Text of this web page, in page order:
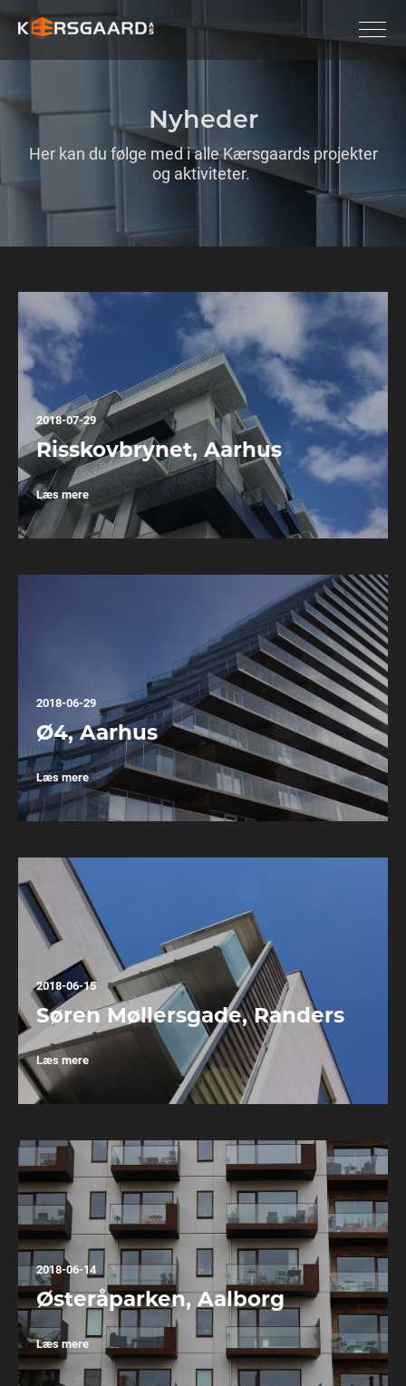
Nyheder
Her kan du følge med i alle Kærsgaards projekter
og aktiviteter.
2018-07-29
Risskovbrynet, Aarhus
Læs mere
2018-06-29
Ø4, Aarhus
Læs mere
2018-06-15
Søren Møllersgade, Randers
Læs mere
2018-06-14
Østeråparken, Aalborg
Læs mere